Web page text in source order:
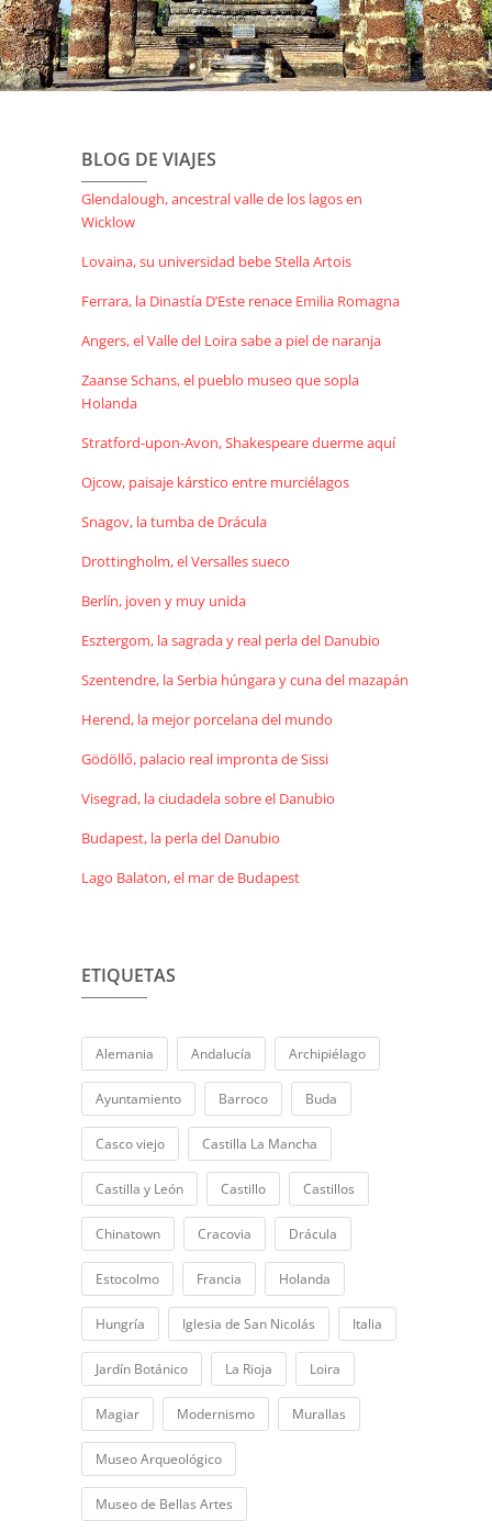
BLOG DE VIAJES
Glendalough, ancestral valle de los lagos en
Wicklow
Lovaina, su universidad bebe Stella Artois
Ferrara, la Dinastía D’Este renace Emilia Romagna
Angers, el Valle del Loira sabe a piel de naranja
Zaanse Schans, el pueblo museo que sopla
Holanda
Stratford-upon-Avon, Shakespeare duerme aquí
Ojcow, paisaje kárstico entre murciélagos
Snagov, la tumba de Drácula
Drottingholm, el Versalles sueco
Berlín, joven y muy unida
Esztergom, la sagrada y real perla del Danubio
Szentendre, la Serbia húngara y cuna del mazapán
Herend, la mejor porcelana del mundo
Gödöllő, palacio real impronta de Sissi
Visegrad, la ciudadela sobre el Danubio
Budapest, la perla del Danubio
Lago Balaton, el mar de Budapest
ETIQUETAS
Alemania Andalucía Archipiélago
Ayuntamiento Barroco Buda
Casco viejo Castilla La Mancha
Castilla y León Castillo Castillos
Chinatown Cracovia Drácula
Estocolmo Francia Holanda
Hungría Iglesia de San Nicolás Italia
Jardín Botánico La Rioja Loira
Magiar Modernismo Murallas
Museo Arqueológico
Museo de Bellas Artes